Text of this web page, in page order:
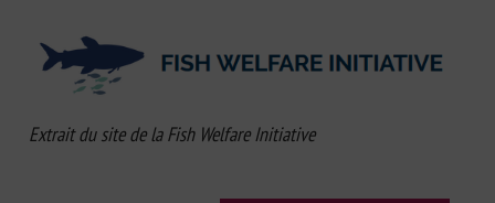
Extrait du site de la Fish Welfare Initiative